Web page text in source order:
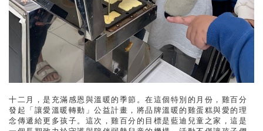
十二月，是充滿感恩與溫暖的季節。在這個特別的月份，雞百分
發起「讓愛溫暖轉動」公益計畫，將品牌溫暖的雞蛋糕與愛的理
念傳遞給更多孩子。這次，雞百分的目標是藍迪兒童之家，這是